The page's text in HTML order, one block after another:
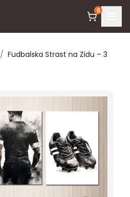
0
/ Fudbalska Strast na Zidu – 3